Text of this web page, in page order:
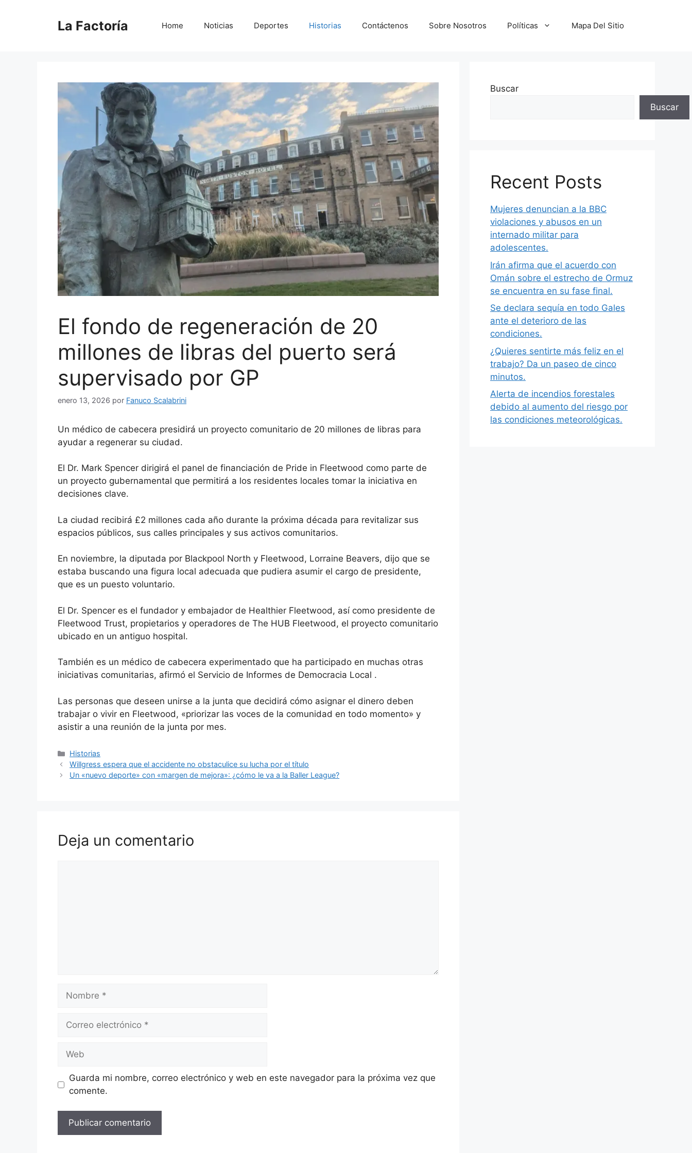
La Factoría Home Noticias Deportes Historias Contáctenos Sobre Nosotros Políticas Mapa Del Sitio
El fondo de regeneración de 20
millones de libras del puerto será
supervisado por GP
enero 13, 2026 por Fanuco Scalabrini
Un médico de cabecera presidirá un proyecto comunitario de 20 millones de libras para
ayudar a regenerar su ciudad.
El Dr. Mark Spencer dirigirá el panel de financiación de Pride in Fleetwood como parte de
un proyecto gubernamental que permitirá a los residentes locales tomar la iniciativa en
decisiones clave.
La ciudad recibirá £2 millones cada año durante la próxima década para revitalizar sus
espacios públicos, sus calles principales y sus activos comunitarios.
En noviembre, la diputada por Blackpool North y Fleetwood, Lorraine Beavers, dijo que se
estaba buscando una figura local adecuada que pudiera asumir el cargo de presidente,
que es un puesto voluntario.
El Dr. Spencer es el fundador y embajador de Healthier Fleetwood, así como presidente de
Fleetwood Trust, propietarios y operadores de The HUB Fleetwood, el proyecto comunitario
ubicado en un antiguo hospital.
También es un médico de cabecera experimentado que ha participado en muchas otras
iniciativas comunitarias, afirmó el Servicio de Informes de Democracia Local .
Las personas que deseen unirse a la junta que decidirá cómo asignar el dinero deben
trabajar o vivir en Fleetwood, «priorizar las voces de la comunidad en todo momento» y
asistir a una reunión de la junta por mes.
Categorías
Historias
Willgress espera que el accidente no obstaculice su lucha por el título
Un «nuevo deporte» con «margen de mejora»: ¿cómo le va a la Baller League?
Deja un comentario
Nombre
Correo
Web
Guarda mi nombre, correo electrónico y web en este navegador para la próxima vez que
comente.
Buscar
Buscar
Recent Posts
Mujeres denuncian a la BBC
violaciones y abusos en un
internado militar para
adolescentes.
Irán afirma que el acuerdo con
Omán sobre el estrecho de Ormuz
se encuentra en su fase final.
Se declara sequía en todo Gales
ante el deterioro de las
condiciones.
¿Quieres sentirte más feliz en el
trabajo? Da un paseo de cinco
minutos.
Alerta de incendios forestales
debido al aumento del riesgo por
las condiciones meteorológicas.